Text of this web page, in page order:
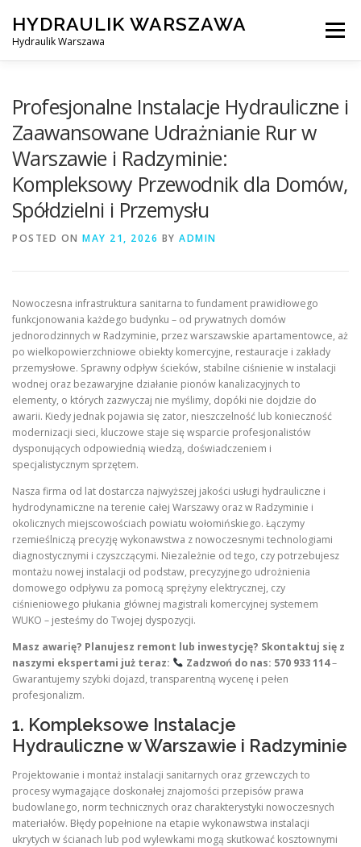
content
HYDRAULIK WARSZAWA
Hydraulik Warszawa
Menu
OBSŁUGIWANE LOKALIZACJE – WARSZAWA I OKOLICE
KONTAKT
Profesjonalne Instalacje Hydrauliczne i
Zaawansowane Udrażnianie Rur w
Warszawie i Radzyminie:
Kompleksowy Przewodnik dla Domów,
Spółdzielni i Przemysłu
POSTED ON MAY 21, 2026 BY ADMIN
Nowoczesna infrastruktura sanitarna to fundament prawidłowego
funkcjonowania każdego budynku – od prywatnych domów
jednorodzinnych w Radzyminie, przez warszawskie apartamentowce, aż
po wielkopowierzchniowe obiekty komercyjne, restauracje i zakłady
przemysłowe. Sprawny odpływ ścieków, stabilne ciśnienie w instalacji
wodnej oraz bezawaryjne działanie pionów kanalizacyjnych to
elementy, o których zazwyczaj nie myślimy, dopóki nie dojdzie do
awarii. Kiedy jednak pojawia się zator, nieszczelność lub konieczność
modernizacji sieci, kluczowe staje się wsparcie profesjonalistów
dysponujących odpowiednią wiedzą, doświadczeniem i
specjalistycznym sprzętem.
Nasza firma od lat dostarcza najwyższej jakości usługi hydrauliczne i
hydrodynamiczne na terenie całej Warszawy oraz w Radzyminie i
okolicznych miejscowościach powiatu wołomińskiego. Łączymy
rzemieślniczą precyzję wykonawstwa z nowoczesnymi technologiami
diagnostycznymi i czyszczącymi. Niezależnie od tego, czy potrzebujesz
montażu nowej instalacji od podstaw, precyzyjnego udrożnienia
domowego odpływu za pomocą sprężyny elektrycznej, czy
ciśnieniowego płukania głównej magistrali komercyjnej systemem
WUKO – jesteśmy do Twojej dyspozycji.
Masz awarię? Planujesz remont lub inwestycję? Skontaktuj się z
naszymi ekspertami już teraz:
Zadzwoń do nas: 570 933 114–
Gwarantujemy szybki dojazd, transparentną wycenę i pełen
profesjonalizm.
1. Kompleksowe Instalacje
Hydrauliczne w Warszawie i Radzyminie
Projektowanie i montaż instalacji sanitarnych oraz grzewczych to
procesy wymagające doskonałej znajomości przepisów prawa
budowlanego, norm technicznych oraz charakterystyki nowoczesnych
materiałów. Błędy popełnione na etapie wykonawstwa instalacji
ukrytych w ścianach lub pod wylewkami mogą skutkować kosztownymi